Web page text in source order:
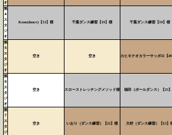
オ
第
４
ス
タ
ジ
オ
Kono(dance)【13】様 千葉ダンス練習【19】様 千葉ダンス練習【19】様
第
５
ス
タ
ジ
オ
空き 空き カヒキナオカラーサッポロ【
第
６
ス
タ
ジ
オ
空き スローストレッチングメソッド様 福田（ポールダンス）【25
第
７
ス
タ
ジ
空き いおり（ダンス練習）【22】様 大村（ダンス練習）【15】